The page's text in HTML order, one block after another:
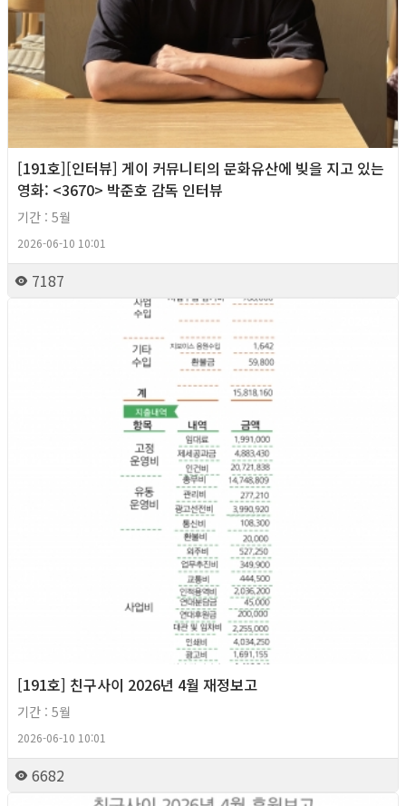
[191호][인터뷰] 게이 커뮤니티의 문화유산에 빚을 지고 있는
영화: <3670> 박준호 감독 인터뷰
기간 : 5월
2026-06-10 10:01
7187
[191호] 친구사이 2026년 4월 재정보고
기간 : 5월
2026-06-10 10:01
6682